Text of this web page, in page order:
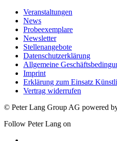
Veranstaltungen
News
Probeexemplare
Newsletter
Stellenangebote
Datenschutzerklärung
Allgemeine
Imprint
Erklärung zum Einsatz
Vertrag widerrufen
© Peter Lang Group AG powered
Follow Peter Lang on